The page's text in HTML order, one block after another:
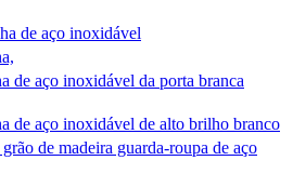
de aço inoxidável
de aço inoxidável da porta branca
de aço inoxidável de alto brilho branco
de madeira guarda-roupa de aço